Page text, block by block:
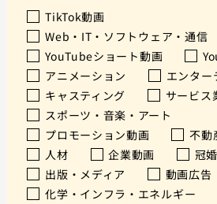
TikTok動画
Web・IT・ソフトウェア・通信
YouTubeショート動画
アニメーション
エンター
キャスティング
サービス
スポーツ・音楽・アート
プロモーション動画
不動
人材
企業動画
冠
出版・メディア
動画広告
化学・インフラ・エネルギー